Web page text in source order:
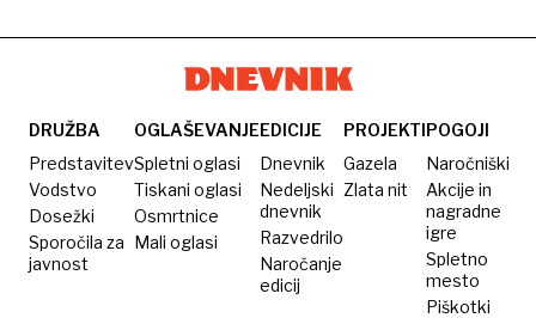
pregleda
prostovoljni
pristop
DRUŽBA
Predstavitev
Vodstvo
Dosežki
Sporočila za
javnost
OGLAŠEVANJE
Spletni oglasi
Tiskani oglasi
Osmrtnice
Mali oglasi
EDICIJE
Dnevnik
Nedeljski
dnevnik
Razvedrilo
Naročanje
edicij
PROJEKTI
Gazela
Zlata nit
POGOJI
Naročniški
Akcije in
nagradne
igre
Spletno
mesto
Piškotki